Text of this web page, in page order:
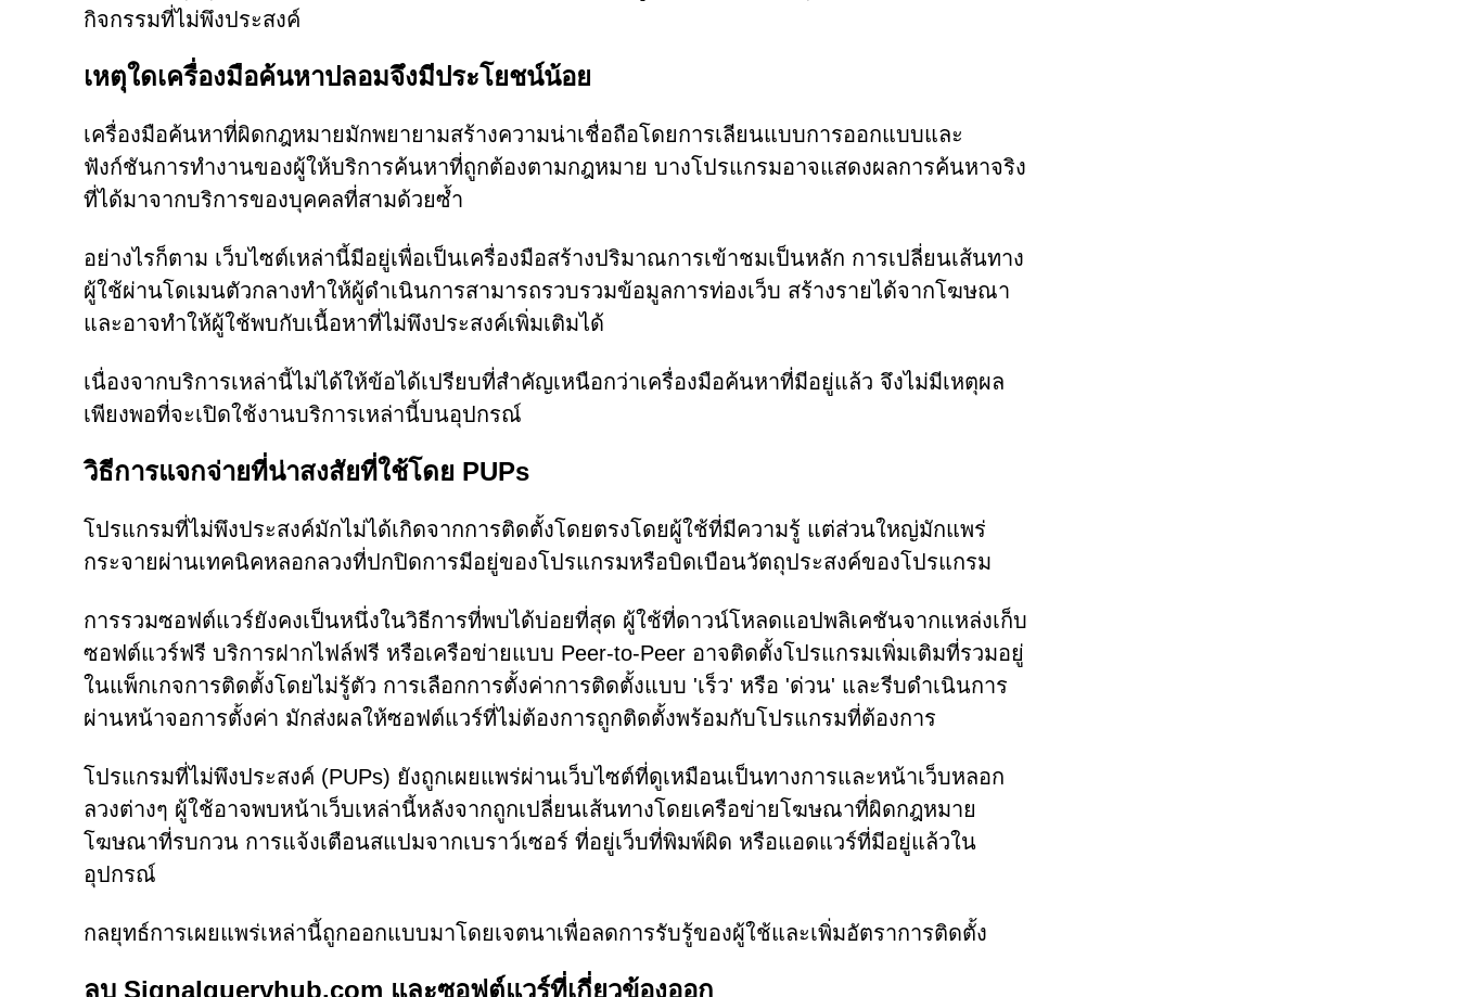
กิจกรรมที่ไม่พึงประสงค์
เหตุใดเครื่องมือค้นหาปลอมจึงมีประโยชน์น้อย
เครื่องมือค้นหาที่ผิดกฎหมายมักพยายามสร้างความน่าเชื่อถือโดยการเลียนแบบการออกแบบและ
ฟังก์ชันการทำงานของผู้ให้บริการค้นหาที่ถูกต้องตามกฎหมาย บางโปรแกรมอาจแสดงผลการค้นหาจริง
ที่ได้มาจากบริการของบุคคลที่สามด้วยซ้ำ
อย่างไรก็ตาม เว็บไซต์เหล่านี้มีอยู่เพื่อเป็นเครื่องมือสร้างปริมาณการเข้าชมเป็นหลัก การเปลี่ยนเส้นทาง
ผู้ใช้ผ่านโดเมนตัวกลางทำให้ผู้ดำเนินการสามารถรวบรวมข้อมูลการท่องเว็บ สร้างรายได้จากโฆษณา
และอาจทำให้ผู้ใช้พบกับเนื้อหาที่ไม่พึงประสงค์เพิ่มเติมได้
เนื่องจากบริการเหล่านี้ไม่ได้ให้ข้อได้เปรียบที่สำคัญเหนือกว่าเครื่องมือค้นหาที่มีอยู่แล้ว จึงไม่มีเหตุผล
เพียงพอที่จะเปิดใช้งานบริการเหล่านี้บนอุปกรณ์
วิธีการแจกจ่ายที่น่าสงสัยที่ใช้โดย PUPs
โปรแกรมที่ไม่พึงประสงค์มักไม่ได้เกิดจากการติดตั้งโดยตรงโดยผู้ใช้ที่มีความรู้ แต่ส่วนใหญ่มักแพร่
กระจายผ่านเทคนิคหลอกลวงที่ปกปิดการมีอยู่ของโปรแกรมหรือบิดเบือนวัตถุประสงค์ของโปรแกรม
การรวมซอฟต์แวร์ยังคงเป็นหนึ่งในวิธีการที่พบได้บ่อยที่สุด ผู้ใช้ที่ดาวน์โหลดแอปพลิเคชันจากแหล่งเก็บ
ซอฟต์แวร์ฟรี บริการฝากไฟล์ฟรี หรือเครือข่ายแบบ Peer-to-Peer อาจติดตั้งโปรแกรมเพิ่มเติมที่รวมอยู่
ในแพ็กเกจการติดตั้งโดยไม่รู้ตัว การเลือกการตั้งค่าการติดตั้งแบบ 'เร็ว' หรือ 'ด่วน' และรีบดำเนินการ
ผ่านหน้าจอการตั้งค่า มักส่งผลให้ซอฟต์แวร์ที่ไม่ต้องการถูกติดตั้งพร้อมกับโปรแกรมที่ต้องการ
โปรแกรมที่ไม่พึงประสงค์ (PUPs) ยังถูกเผยแพร่ผ่านเว็บไซต์ที่ดูเหมือนเป็นทางการและหน้าเว็บหลอก
ลวงต่างๆ ผู้ใช้อาจพบหน้าเว็บเหล่านี้หลังจากถูกเปลี่ยนเส้นทางโดยเครือข่ายโฆษณาที่ผิดกฎหมาย
โฆษณาที่รบกวน การแจ้งเตือนสแปมจากเบราว์เซอร์ ที่อยู่เว็บที่พิมพ์ผิด หรือแอดแวร์ที่มีอยู่แล้วใน
อุปกรณ์
กลยุทธ์การเผยแพร่เหล่านี้ถูกออกแบบมาโดยเจตนาเพื่อลดการรับรู้ของผู้ใช้และเพิ่มอัตราการติดตั้ง
ลบ Signalqueryhub.com และซอฟต์แวร์ที่เกี่ยวข้องออก